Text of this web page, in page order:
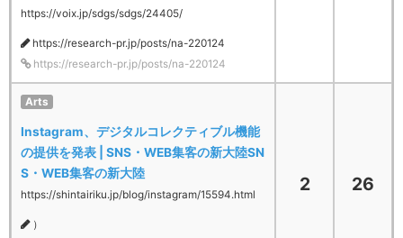
https://voix.jp/sdgs/sdgs/24405/
https://research-pr.jp/posts/na-220124
https://research-pr.jp/posts/na-220124
Arts
Instagram、デジタルコレクティブル機能
の提供を発表 | SNS・WEB集客の新大陸SN
S・WEB集客の新大陸
https://shintairiku.jp/blog/instagram/15594.html
）
2 26